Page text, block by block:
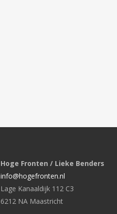
Hoge Fronten / Lieke Benders
info@hogefronten.nl
Lage Kanaaldijk 112 C3
6212 NA Maastricht